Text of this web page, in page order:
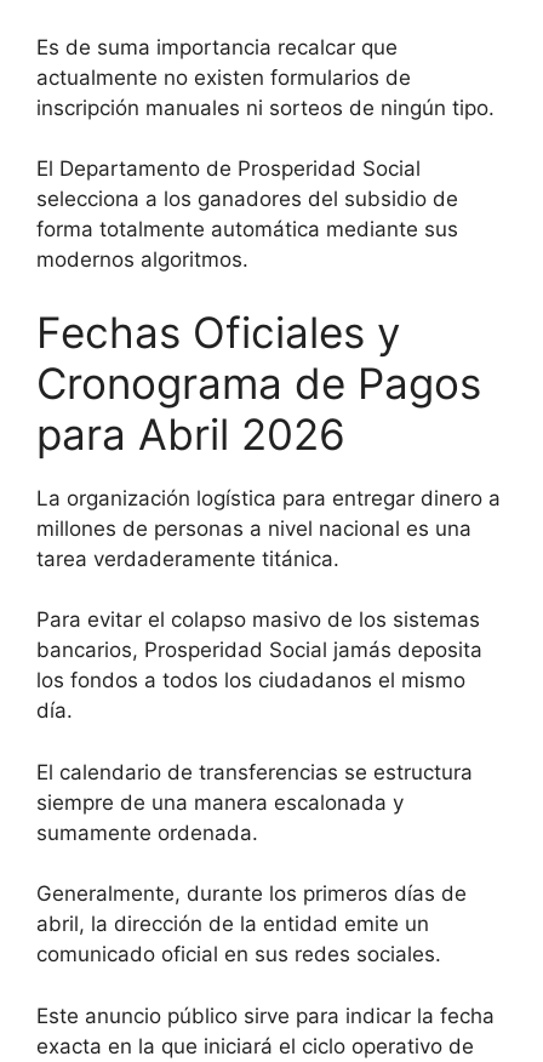
Es de suma importancia recalcar que
actualmente no existen formularios de
inscripción manuales ni sorteos de ningún tipo.
El Departamento de Prosperidad Social
selecciona a los ganadores del subsidio de
forma totalmente automática mediante sus
modernos algoritmos.
Fechas Oficiales y
Cronograma de Pagos
para Abril 2026
La organización logística para entregar dinero a
millones de personas a nivel nacional es una
tarea verdaderamente titánica.
Para evitar el colapso masivo de los sistemas
bancarios, Prosperidad Social jamás deposita
los fondos a todos los ciudadanos el mismo
día.
El calendario de transferencias se estructura
siempre de una manera escalonada y
sumamente ordenada.
Generalmente, durante los primeros días de
abril, la dirección de la entidad emite un
comunicado oficial en sus redes sociales.
Este anuncio público sirve para indicar la fecha
exacta en la que iniciará el ciclo operativo de